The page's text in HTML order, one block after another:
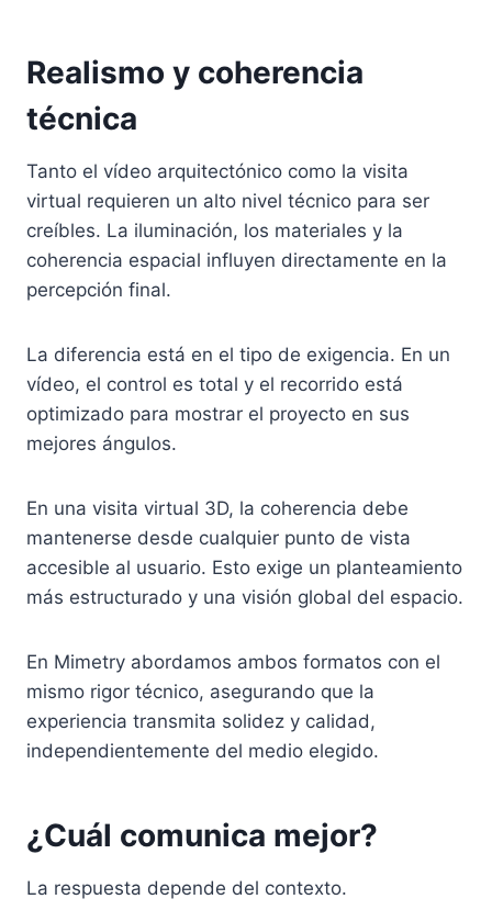
Realismo y coherencia
técnica
Tanto el vídeo arquitectónico como la visita
virtual requieren un alto nivel técnico para ser
creíbles. La iluminación, los materiales y la
coherencia espacial influyen directamente en la
percepción final.
La diferencia está en el tipo de exigencia. En un
vídeo, el control es total y el recorrido está
optimizado para mostrar el proyecto en sus
mejores ángulos.
En una visita virtual 3D, la coherencia debe
mantenerse desde cualquier punto de vista
accesible al usuario. Esto exige un planteamiento
más estructurado y una visión global del espacio.
En Mimetry abordamos ambos formatos con el
mismo rigor técnico, asegurando que la
experiencia transmita solidez y calidad,
independientemente del medio elegido.
¿Cuál comunica mejor?
La respuesta depende del contexto.